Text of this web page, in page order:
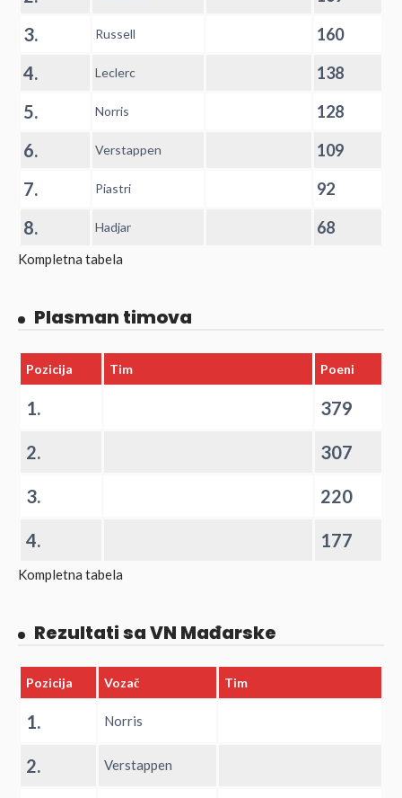
3. Russell 160
4. Leclerc 138
5. Norris 128
6. Verstappen 109
7. Piastri 92
8. Hadjar 68
Kompletna tabela
Plasman timova
Pozicija Tim Poeni
1. 379
2. 307
3. 220
4. 177
Kompletna tabela
Rezultati sa VN Mađarske
Pozicija Vozač Tim
1. Norris
2. Verstappen